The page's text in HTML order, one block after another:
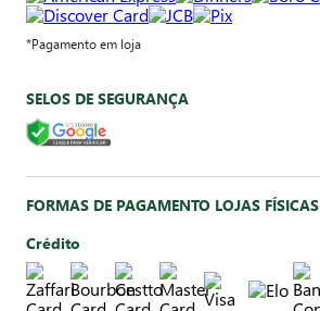
*Pagamento em loja
SELOS DE SEGURANÇA
FORMAS DE PAGAMENTO LOJAS FÍSICAS
Crédito